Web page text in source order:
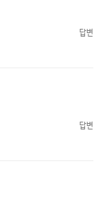
답변
답변